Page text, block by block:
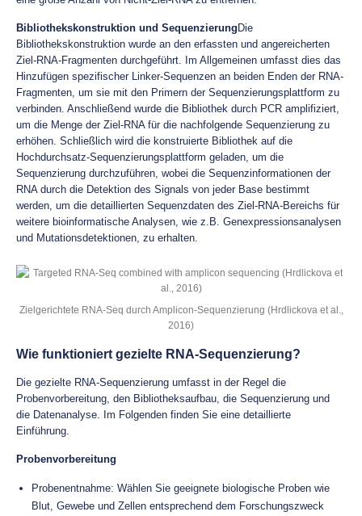
Bibliothekskonstruktion und Sequenzierung Die
Bibliothekskonstruktion wurde an den erfassten und angereicherten
Ziel-RNA-Fragmenten durchgeführt. Im Allgemeinen umfasst dies das
Hinzufügen spezifischer Linker-Sequenzen an beiden Enden der RNA-
Fragmenten, um sie mit den Primern der Sequenzierungsplattform zu
verbinden. Anschließend wurde die Bibliothek durch PCR amplifiziert,
um die Menge der Ziel-RNA für die nachfolgende Sequenzierung zu
erhöhen. Schließlich wird die konstruierte Bibliothek auf die
Hochdurchsatz-Sequenzierungsplattform geladen, um die
Sequenzierung durchzuführen, wobei die Sequenzinformationen der
RNA durch die Detektion des Signals von jeder Base bestimmt
werden, um die detaillierten Sequenzdaten des Ziel-RNA-Bereichs für
weitere bioinformatische Analysen, wie z.B. Genexpressionsanalysen
und Mutationsdetektionen, zu erhalten.
Zielgerichtete RNA-Seq durch Amplicon-Sequenzierung (Hrdlickova et al.,
2016)
Wie funktioniert gezielte RNA-Sequenzierung?
Die gezielte RNA-Sequenzierung umfasst in der Regel die
Probenvorbereitung, den Bibliotheksaufbau, die Sequenzierung und
die Datenanalyse. Im Folgenden finden Sie eine detaillierte
Einführung.
Probenvorbereitung
Probenentnahme: Wählen Sie geeignete biologische Proben wie
Blut, Gewebe und Zellen entsprechend dem Forschungszweck